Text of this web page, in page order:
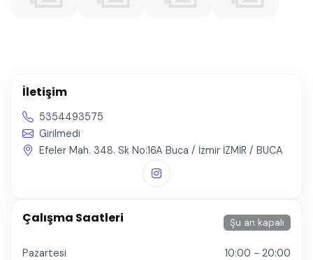
İletişim
5354493575
Girilmedi
Efeler Mah. 348. Sk No:16A Buca / İzmir İZMİR / BUCA
Çalışma Saatleri Şu an kapalı
Pazartesi
10:00 - 20:00